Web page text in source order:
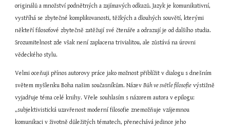
originálů a množství podnětných a zajímavých odkazů. Jazyk je komunikativní,
vystříhá se zbytečné komplikovanosti, těžkých a dlouhých souvětí, kterými
někteří filosofové zbytečně zatěžují své čtenáře a odrazují je od dalšího studia.
Srozumitelnost zde však není zaplacena trivialitou, ale zůstává na úrovni
vědeckého stylu.
Velmi oceňuji přínos autorovy práce jako možnost přiblížit v dialogu s dnešním
světem myšlenku Boha našim současníkům. Název Bůh ve světle filosofie výstižně
vyjadřuje téma celé knihy. Vřele souhlasím s názorem autora v epilogu:
„subjektivistická uzavřenost moderní filosofie znemožňuje vzájemnou
komunikaci v životně důležitých tématech, přenechává jedince jeho